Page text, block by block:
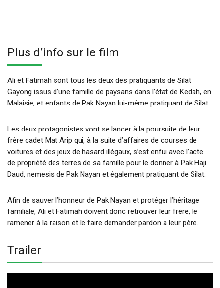
Plus d’info sur le film
Ali et Fatimah sont tous les deux des pratiquants de Silat
Gayong issus d’une famille de paysans dans l’état de Kedah, en
Malaisie, et enfants de Pak Nayan lui-même pratiquant de Silat.
Les deux protagonistes vont se lancer à la poursuite de leur
frère cadet Mat Arip qui, à la suite d’affaires de courses de
voitures et des jeux de hasard illégaux, s’est enfui avec l’acte
de propriété des terres de sa famille pour le donner à Pak Haji
Daud, nemesis de Pak Nayan et également pratiquant de Silat.
Afin de sauver l’honneur de Pak Nayan et protéger l’héritage
familiale, Ali et Fatimah doivent donc retrouver leur frère, le
ramener à la raison et le faire demander pardon à leur père.
Trailer